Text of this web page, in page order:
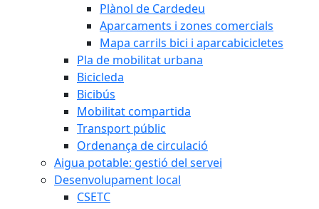
Plànol de Cardedeu
Aparcaments i zones comercials
Mapa carrils bici i aparcabicicletes
Pla de mobilitat urbana
Bicicleda
Bicibús
Mobilitat compartida
Transport públic
Ordenança de circulació
Aigua potable: gestió del servei
Desenvolupament local
CSETC